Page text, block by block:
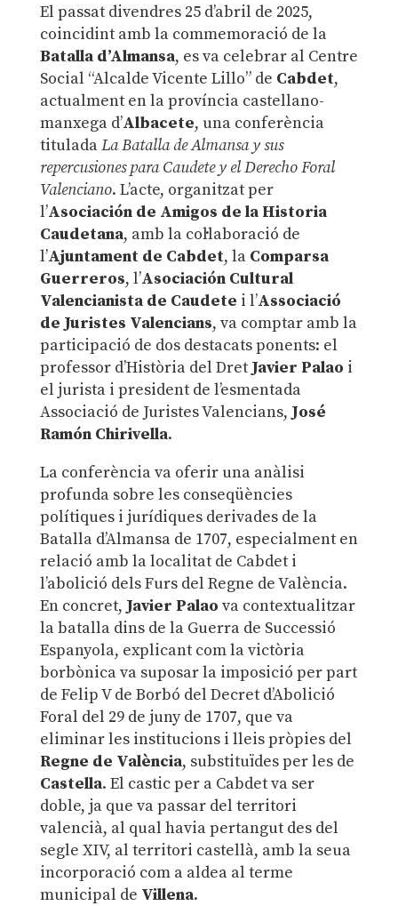
El passat divendres 25 d’abril de 2025,
coincidint amb la commemoració de la
Batalla d’Almansa, es va celebrar al Centre
Social “Alcalde Vicente Lillo” de Cabdet,
actualment en la província castellano-
manxega d’Albacete, una conferència
tituladaLa Batalla de Almansa y sus
repercusiones para Caudete y el Derecho Foral
Valenciano. L’acte, organitzat per
l’Asociación de Amigos de la Historia
Caudetana, amb la col·laboració de
l’Ajuntament de Cabdet, la Comparsa
Guerreros, l’Asociación Cultural
Valencianista de Caudete i l’Associació
de Juristes Valencians, va comptar amb la
participació de dos destacats ponents: el
professor d’Història del Dret Javier Palao i
el jurista i president de l’esmentada
Associació de Juristes Valencians, José
Ramón Chirivella.
La conferència va oferir una anàlisi
profunda sobre les conseqüències
polítiques i jurídiques derivades de la
Batalla d’Almansa de 1707, especialment en
relació amb la localitat de Cabdet i
l’abolició dels Furs del Regne de València.
En concret, Javier Palao va contextualitzar
la batalla dins de la Guerra de Successió
Espanyola, explicant com la victòria
borbònica va suposar la imposició per part
de Felip V de Borbó del Decret d’Abolició
Foral del 29 de juny de 1707, que va
eliminar les institucions i lleis pròpies del
Regne de València, substituïdes per les de
Castella. El castic per a Cabdet va ser
doble, ja que va passar del territori
valencià, al qual havia pertangut des del
segle XIV, al territori castellà, amb la seua
incorporació com a aldea al terme
municipal de Villena.